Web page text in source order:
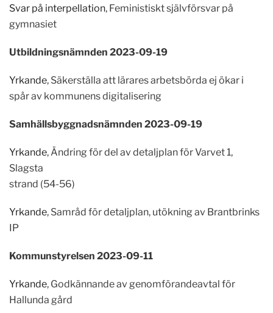
Svar på interpellation, Feministiskt självförsvar på
gymnasiet
Utbildningsnämnden 2023-09-19
Yrkande, Säkerställa att lärares arbetsbörda ej ökar i
spår av kommunens digitalisering
Samhällsbyggnadsnämnden 2023-09-19
Yrkande, Ändring för del av detaljplan för Varvet 1,
Slagsta
strand (54-56)
Yrkande, Samråd för detaljplan, utökning av Brantbrinks
IP
Kommunstyrelsen 2023-09-11
Yrkande, Godkännande av genomförandeavtal för
Hallunda gård